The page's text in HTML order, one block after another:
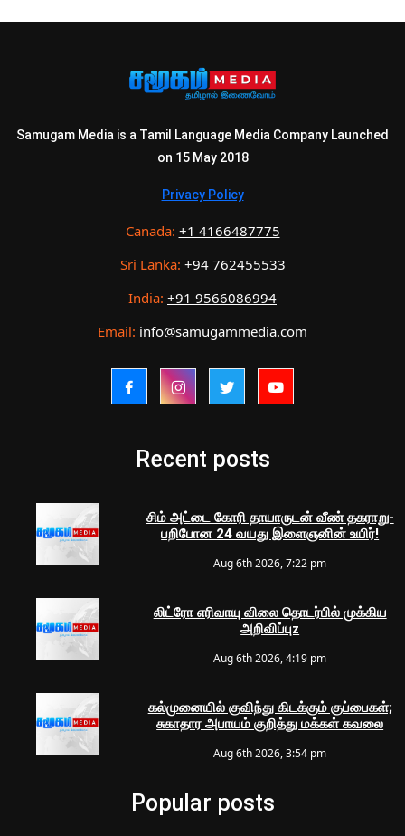
Samugam Media is a Tamil Language Media Company Launched
on 15 May 2018
Privacy Policy
Canada: +1 4166487775
Sri Lanka: +94 762455533
India: +91 9566086994
Email: info@samugammedia.com
Recent posts
சிம் அட்டை கோரி தாயாருடன் வீண் தகராறு-
பறிபோன 24 வயது இளைஞனின் உயிர்!
Aug 6th 2026, 7:22 pm
லிட்ரோ எரிவாயு விலை தொடர்பில் முக்கிய
அறிவிப்புz
Aug 6th 2026, 4:19 pm
கல்முனையில் குவிந்து கிடக்கும் குப்பைகள்;
சுகாதார அபாயம் குறித்து மக்கள் கவலை
Aug 6th 2026, 3:54 pm
Popular posts